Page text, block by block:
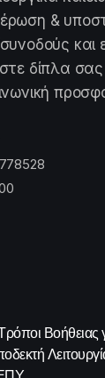
&
και
δίπλα
Βοήθειας